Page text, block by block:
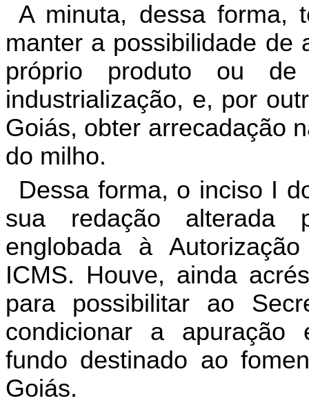
A minuta, dessa forma,
manter a possibilidade de
próprio produto ou
industrialização, e, por
Goiás, obter arrecadação
do milho.
Dessa forma, o inciso I
sua redação alterada
englobada à
ICMS. Houve, ainda
para possibilitar ao
condicionar a apuração
fundo destinado ao
Goiás.